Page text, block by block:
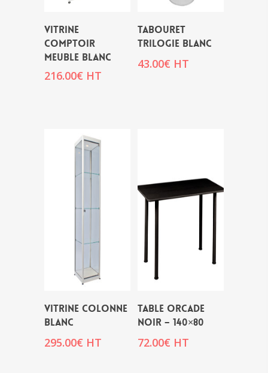
VITRINE
COMPTOIR
MEUBLE BLANC
216.00€ HT
TABOURET
TRILOGIE BLANC
43.00€ HT
VITRINE COLONNE
BLANC
295.00€ HT
TABLE ORCADE
NOIR – 140×80
72.00€ HT